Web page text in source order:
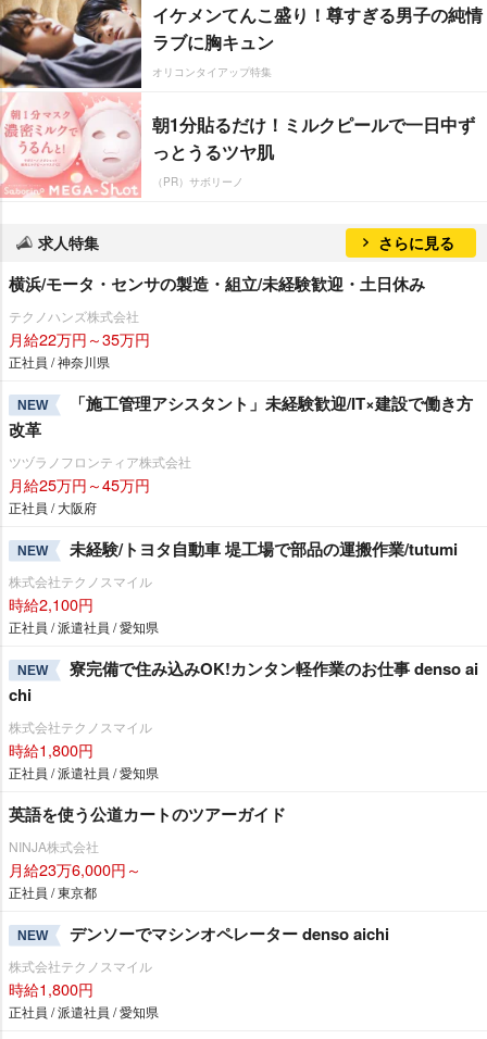
イケメンてんこ盛り！尊すぎる男子の純情
ラブに胸キュン
オリコンタイアップ特集
朝1分貼るだけ！ミルクピールで一日中ず
っとうるツヤ肌
（PR）サボリーノ
求人特集 さらに見る
横浜/モータ・センサの製造・組立/未経験歓迎・土日休み
テクノハンズ株式会社
月給22万円～35万円
正社員 / 神奈川県
NEW
「施工管理アシスタント」未経験歓迎/IT×建設で働き方
改革
ツヅラノフロンティア株式会社
月給25万円～45万円
正社員 / 大阪府
NEW 未経験/トヨタ自動車 堤工場で部品の運搬作業/tutumi
株式会社テクノスマイル
時給2,100円
正社員 / 派遣社員 / 愛知県
NEW
寮完備で住み込みOK!カンタン軽作業のお仕事 denso ai
chi
株式会社テクノスマイル
時給1,800円
正社員 / 派遣社員 / 愛知県
英語を使う公道カートのツアーガイド
NINJA株式会社
月給23万6,000円～
正社員 / 東京都
NEW デンソーでマシンオペレーター denso aichi
株式会社テクノスマイル
時給1,800円
正社員 / 派遣社員 / 愛知県